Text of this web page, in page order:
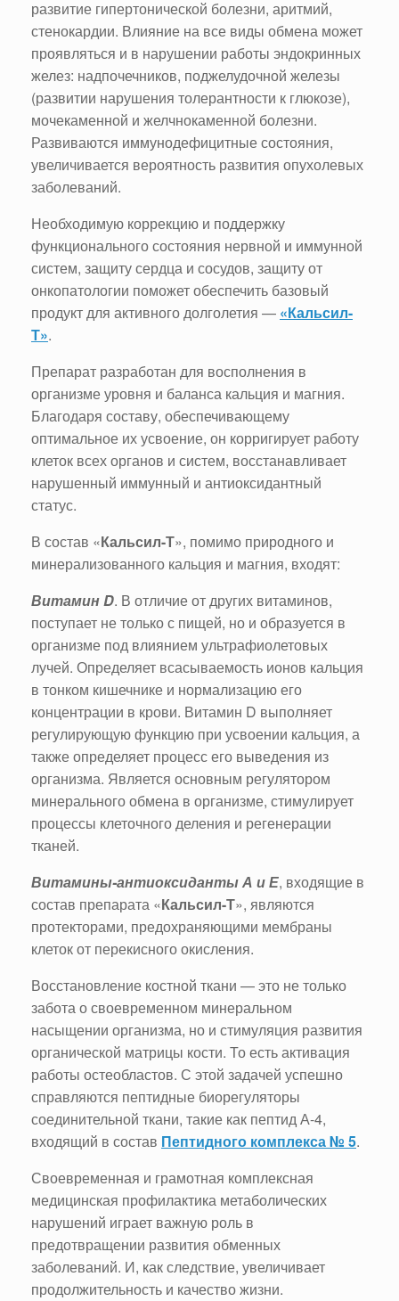
развитие гипертонической болезни, аритмий,
стенокардии. Влияние на все виды обмена может
проявляться и в нарушении работы эндокринных
желез: надпочечников, поджелудочной железы
(развитии нарушения толерантности к глюкозе),
мочекаменной и желчнокаменной болезни.
Развиваются иммунодефицитные состояния,
увеличивается вероятность развития опухолевых
заболеваний.
Необходимую коррекцию и поддержку
функционального состояния нервной и иммунной
систем, защиту сердца и сосудов, защиту от
онкопатологии поможет обеспечить базовый
продукт для активного долголетия — «Кальсил-
Т».
Препарат разработан для восполнения в
организме уровня и баланса кальция и магния.
Благодаря составу, обеспечивающему
оптимальное их усвоение, он корригирует работу
клеток всех органов и систем, восстанавливает
нарушенный иммунный и антиоксидантный
статус.
В состав «Кальсил-Т», помимо природного и
минерализованного кальция и магния, входят:
Витамин D. В отличие от других витаминов,
поступает не только с пищей, но и образуется в
организме под влиянием ультрафиолетовых
лучей. Определяет всасываемость ионов кальция
в тонком кишечнике и нормализацию его
концентрации в крови. Витамин D выполняет
регулирующую функцию при усвоении кальция, а
также определяет процесс его выведения из
организма. Является основным регулятором
минерального обмена в организме, стимулирует
процессы клеточного деления и регенерации
тканей.
Витамины-антиоксиданты А и Е, входящие в
состав препарата «Кальсил-Т», являются
протекторами, предохраняющими мембраны
клеток от перекисного окисления.
Восстановление костной ткани — это не только
забота о своевременном минеральном
насыщении организма, но и стимуляция развития
органической матрицы кости. То есть активация
работы остеобластов. С этой задачей успешно
справляются пептидные биорегуляторы
соединительной ткани, такие как пептид А-4,
входящий в состав Пептидного комплекса № 5.
Своевременная и грамотная комплексная
медицинская профилактика метаболических
нарушений играет важную роль в
предотвращении развития обменных
заболеваний. И, как следствие, увеличивает
продолжительность и качество жизни.